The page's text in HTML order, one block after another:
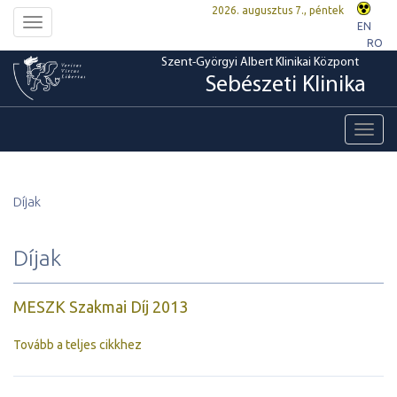
Toggle
navigation
2026. augusztus 7., péntek
EN
RO
Szent-Györgyi Albert Klinikai Központ
Sebészeti Klinika
Díjak
Díjak
MESZK Szakmai Díj 2013
Tovább a teljes cikkhez